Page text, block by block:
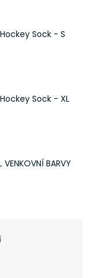
Sock - S
Sock - XL
BARVY